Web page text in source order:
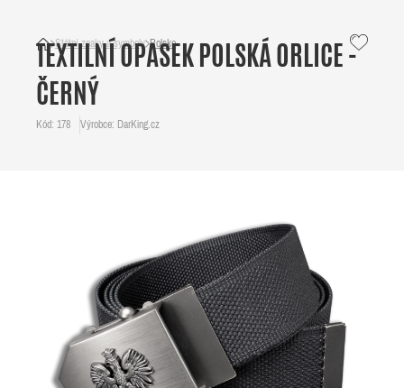
Státní znaky a symboly Polsko
TEXTILNÍ OPASEK POLSKÁ ORLICE -
ČERNÝ
Kód: 178 Výrobce: DarKing.cz